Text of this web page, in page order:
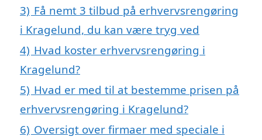
3) Få nemt 3 tilbud på erhvervsrengøring
i Kragelund, du kan være tryg ved
4) Hvad koster erhvervsrengøring i
Kragelund?
5) Hvad er med til at bestemme prisen på
erhvervsrengøring i Kragelund?
6) Oversigt over firmaer med speciale i